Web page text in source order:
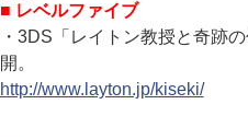
■ レベルファイブ
・3DS「レイトン教授と奇跡
開。
http://www.layton.jp/kiseki/